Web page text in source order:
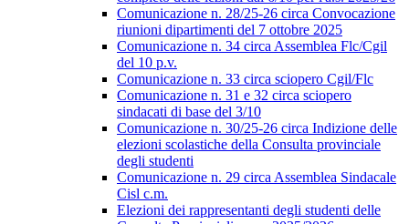
Comunicazione n. 28/25-26 circa Convocazione
riunioni dipartimenti del 7 ottobre 2025
Comunicazione n. 34 circa Assemblea Flc/Cgil
del 10 p.v.
Comunicazione n. 33 circa sciopero Cgil/Flc
Comunicazione n. 31 e 32 circa sciopero
sindacati di base del 3/10
Comunicazione n. 30/25-26 circa Indizione delle
elezioni scolastiche della Consulta provinciale
degli studenti
Comunicazione n. 29 circa Assemblea Sindacale
Cisl c.m.
Elezioni dei rappresentanti degli studenti delle